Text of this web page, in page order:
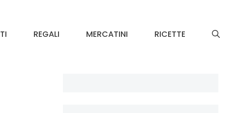
REGALI MERCATINI RICETTE